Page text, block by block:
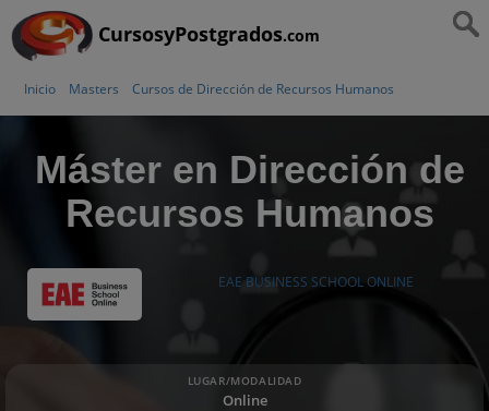
CursosyPostgrados.com
Inicio Masters Cursos de Dirección de Recursos Humanos
Máster en Dirección de
Recursos Humanos
EAE BUSINESS SCHOOL ONLINE
LUGAR/MODALIDAD
Online